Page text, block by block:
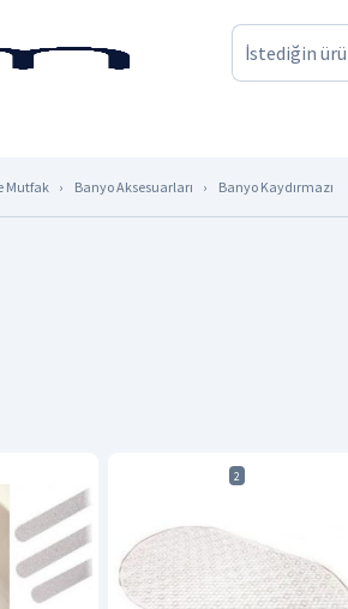
Mutfak Banyo Aksesuarları Banyo Kaydırmazı
2